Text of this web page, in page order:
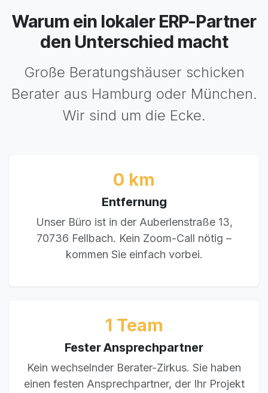
Warum ein lokaler ERP-Partner
den Unterschied macht
Große Beratungshäuser schicken
Berater aus Hamburg oder München.
Wir sind um die Ecke.
0 km
Entfernung
Unser Büro ist in der Auberlenstraße 13,
70736 Fellbach. Kein Zoom-Call nötig –
kommen Sie einfach vorbei.
1 Team
Fester Ansprechpartner
Kein wechselnder Berater-Zirkus. Sie haben
einen festen Ansprechpartner, der Ihr Projekt